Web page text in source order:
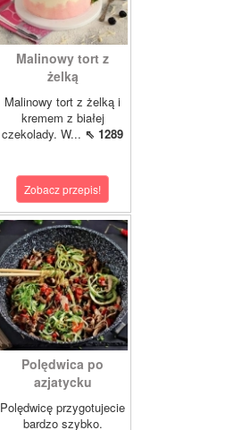
Malinowy tort z
żelką
Malinowy tort z żelką i
kremem z białej
czekolady. W... ⇖ 1289
Zobacz przepis!
Polędwica po
azjatycku
Polędwicę przygotujecie
bardzo szybko.